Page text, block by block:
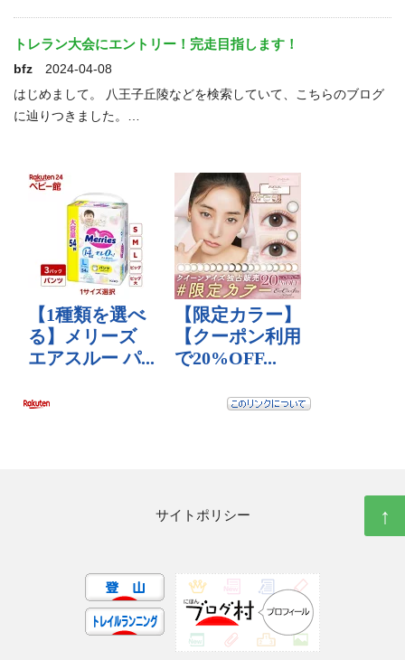
トレラン大会にエントリー！完走目指します！
bfz
2024-04-08
はじめまして。 八王子丘陵などを検索していて、こちらのブログ
に辿りつきました。…
サイトポリシー ↑